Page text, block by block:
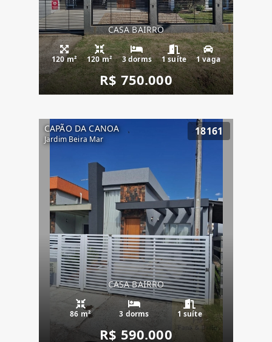
CASA BAIRRO
120 m² 120 m² 3 dorms 1 suíte 1 vaga
R$ 750.000
CAPÃO DA CANOA
Jardim Beira Mar
18161
CASA BAIRRO
86 m² 3 dorms 1 suíte
R$ 590.000